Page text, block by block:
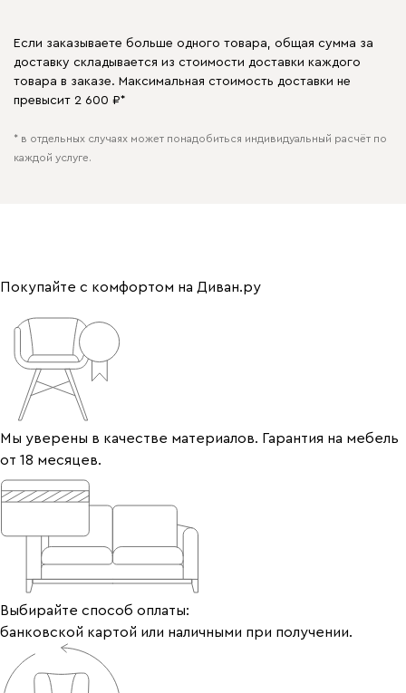
Если заказываете больше одного товара, общая сумма за
доставку складывается из стоимости доставки каждого
товара в заказе. Максимальная стоимость доставки не
превысит 2 600 ₽*
* в отдельных случаях может понадобиться индивидуальный расчёт по
каждой услуге.
Покупайте с комфортом на Диван.ру
Мы уверены в качестве материалов. Гарантия на мебель
от 18 месяцев.
Выбирайте способ оплаты:
банковской картой или наличными при получении.